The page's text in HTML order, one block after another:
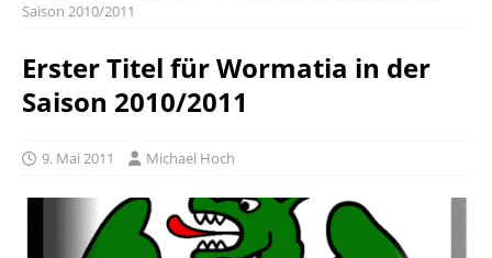
Saison 2010/2011
Erster Titel für Wormatia in der
Saison 2010/2011
9. Mai 2011 Michael Hoch